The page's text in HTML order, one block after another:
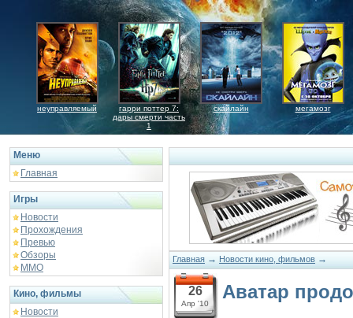
неуправляемый
гарри поттер 7:
дары смерти часть
1
скайлайн мегамозг
Меню
Главная
Игры
Новости
Прохождения
Превью
Обзоры
ММО
Кино, фильмы
Новости
Главная → Новости кино, фильмов →
26
Апр '10
Аватар